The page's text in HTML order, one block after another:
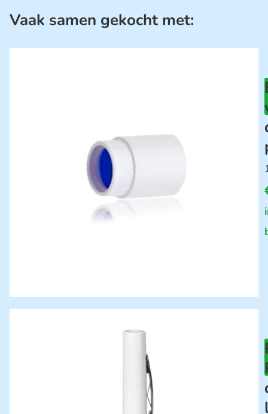
Vaak samen gekocht met: